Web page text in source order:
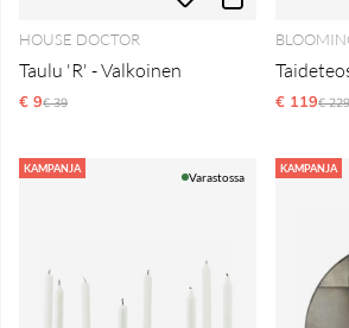
HOUSE DOCTOR
Taulu 'R' - Valkoinen
€ 9Normaali hinta
€ 39 € 119€ 229
KAMPANJA
Varastossa
KAMPANJA